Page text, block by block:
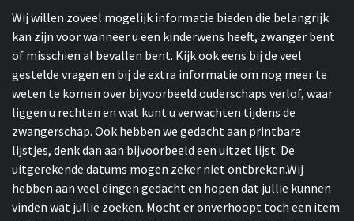
Wij willen zoveel mogelijk informatie bieden die belangrijk
kan zijn voor wanneer u een kinderwens heeft, zwanger bent
of misschien al bevallen bent. Kijk ook eens bij de veel
gestelde vragen en bij de extra informatie om nog meer te
weten te komen over bijvoorbeeld ouderschaps verlof, waar
liggen u rechten en wat kunt u verwachten tijdens de
zwangerschap. Ook hebben we gedacht aan printbare
lijstjes, denk dan aan bijvoorbeeld een uitzet lijst. De
uitgerekende datums mogen zeker niet ontbreken.Wij
hebben aan veel dingen gedacht en hopen dat jullie kunnen
vinden wat jullie zoeken. Mocht er onverhoopt toch een item